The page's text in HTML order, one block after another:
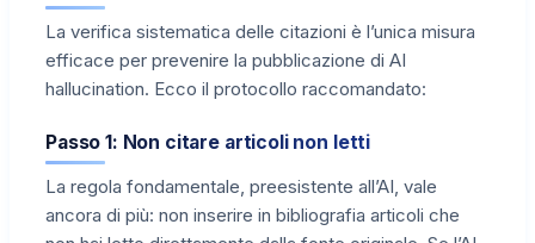
La verifica sistematica delle citazioni è l’unica misura
efficace per prevenire la pubblicazione di AI
hallucination. Ecco il protocollo raccomandato:
Passo 1: Non citare articoli non letti
La regola fondamentale, preesistente all’AI, vale
ancora di più: non inserire in bibliografia articoli che